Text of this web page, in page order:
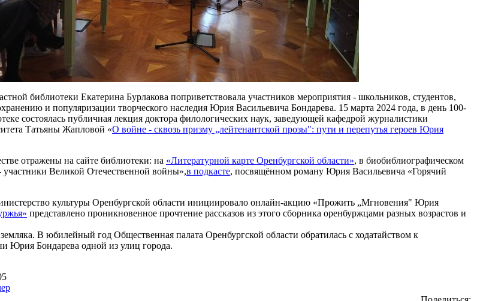
библиотеки Екатерина Бурлакова поприветствовала участников мероприятия - школьников, студентов,
и популяризации творческого наследия Юрия Васильевича Бондарева. 15 марта 2024 года, в день 100-
состоялась публичная лекция доктора филологических наук, заведующей кафедрой журналистики
Татьяны Жапловой «О войне - сквозь призму „лейтенантской прозы": пути и перепутья героев Юрия
отражены на сайте библиотеки: на «Литературной карте Оренбургской области», в биобиблиографическом
Великой Отечественной войны»,в подкасте, посвящённом роману Юрия Васильевича «Горячий
культуры Оренбургской области инициировало онлайн-акцию «Прожить „Мгновения" Юрия
представлено проникновенное прочтение рассказов из этого сборника оренбуржцами разных возрастов и
В юбилейный год Общественная палата Оренбургской области обратилась с ходатайством к
Юрия Бондарева одной из улиц города.